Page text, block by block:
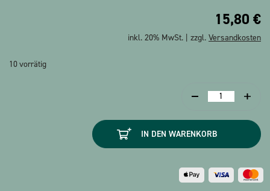
15,80 €
inkl. 20% MwSt. | zzgl. Versandkosten
10 vorrätig
Beethovenbär
IN DEN WARENKORB